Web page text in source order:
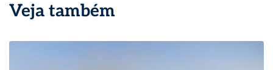
Veja também